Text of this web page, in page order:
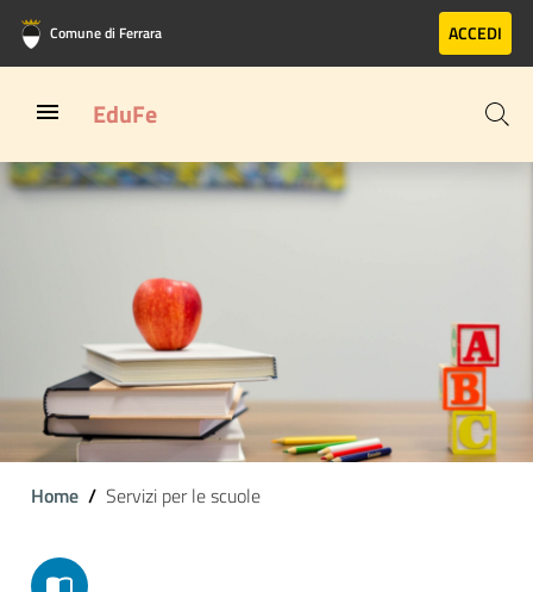
Vai al contenuto principale
Vai al footer
Comune di Ferrara ACCEDI
EduFe
Home Servizi per le scuole